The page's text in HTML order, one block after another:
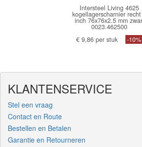
Intersteel Living 4625
kogellagerscharnier
inch 76x76x2.5 mm
0023.462500
€ 9,86 per stuk
-10%
KLANTENSERVICE
Stel een vraag
Contact en Route
Bestellen en Betalen
Garantie en Retourneren